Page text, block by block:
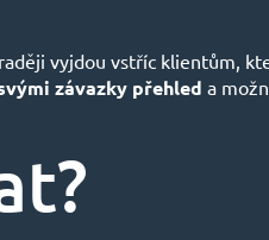
vyjdou vstříc klientům,
závazky přehled a